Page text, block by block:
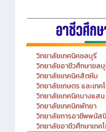
วิทยาลัยเทคนิคชลบุรี
วิทยาลัยอาชีวศึกษาชล
วิทยาลัยเทคนิคสัตหีบ
วิทยาลัยเกษตร และเทค
วิทยาลัยเทคนิคบางแสน
วิทยาลัยเทคนิคพัทยา
วิทยาลัยการอาชีพพนัส
วิทยาลัยอาชีวศึกษาเท